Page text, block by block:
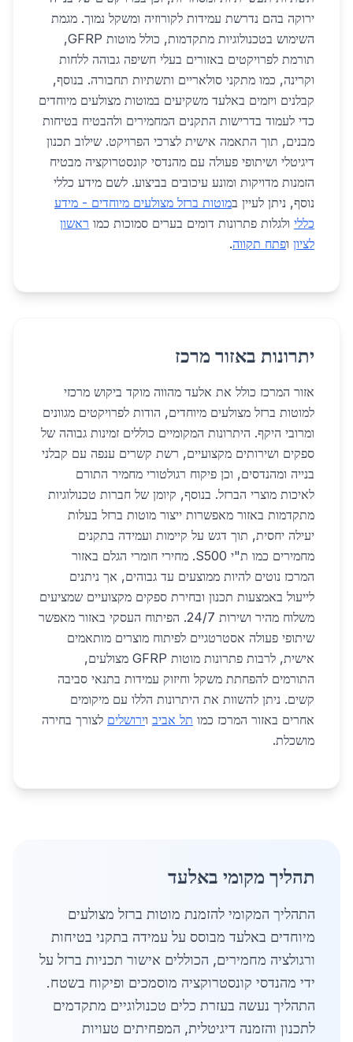
ירוקה בהם נדרשת עמידות לקורוזיה ומשקל נמוך. מגמת
השימוש בטכנולוגיות מתקדמות, כולל מוטות GFRP,
תורמת לפרויקטים באזורים בעלי חשיפה גבוהה ללחות
וקרינה, כמו מתקני סולאריים ותשתיות תחבורה. בנוסף,
קבלנים ויזמים באלעד משקיעים במוטות מצולעים מיוחדים
כדי לעמוד בדרישות התקנים המחמירים ולהבטיח בטיחות
מבנים, תוך התאמה אישית לצרכי הפרויקט. שילוב תכנון
דיגיטלי ושיתופי פעולה עם מהנדסי קונסטרוקציה מבטיח
הזמנות מדויקות ומונע עיכובים בביצוע. לשם מידע כללי
נוסף, ניתן לעיין במוטות ברזל מצולעים מיוחדים - מידע
כללי ולגלות פתרונות דומים בערים סמוכות כמו ראשון
לציון ופתח תקווה.
יתרונות באזור מרכז
אזור המרכז כולל את אלעד מהווה מוקד ביקוש מרכזי
למוטות ברזל מצולעים מיוחדים, הודות לפרויקטים מגוונים
ומרובי היקף. היתרונות המקומיים כוללים זמינות גבוהה של
ספקים ושירותים מקצועיים, רשת קשרים ענפה עם קבלני
בנייה ומהנדסים, וכן פיקוח רגולטורי מחמיר התורם
לאיכות מוצרי הברזל. בנוסף, קיומן של חברות טכנולוגיות
מתקדמות באזור מאפשרות ייצור מוטות ברזל בעלות
יעילה יחסית, תוך דגש על קיימות ועמידה בתקנים
מחמירים כמו ת"י S500. מחירי חומרי הגלם באזור
המרכז נוטים להיות ממוצעים עד גבוהים, אך ניתנים
לייעול באמצעות תכנון ובחירת ספקים מקצועיים שמציעים
משלוח מהיר ושירות 24/7. הפיתוח העסקי באזור מאפשר
שיתופי פעולה אסטרטגיים לפיתוח מוצרים מותאמים
אישית, לרבות פתרונות מוטות GFRP מצולעים,
התורמים להפחתת משקל וחיזוק עמידות בתנאי סביבה
קשים. ניתן להשוות את היתרונות הללו עם מיקומים
אחרים באזור המרכז כמו תל אביב וירושלים לצורך בחירה
מושכלת.
תהליך מקומי באלעד
התהליך המקומי להזמנת מוטות ברזל מצולעים
מיוחדים באלעד מבוסס על עמידה בתקני בטיחות
ורגולציה מחמירים, הכוללים אישור תכניות ברזל על
ידי מהנדסי קונסטרוקציה מוסמכים ופיקוח בשטח.
התהליך נעשה בעזרת כלים טכנולוגיים מתקדמים
לתכנון והזמנה דיגיטלית, המפחיתים טעויות